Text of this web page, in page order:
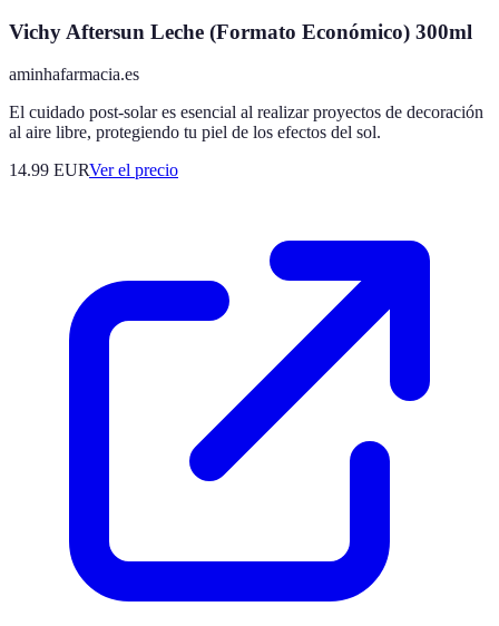
Vichy Aftersun Leche (Formato Económico) 300ml
aminhafarmacia.es
El cuidado post-solar es esencial al realizar proyectos de decoración
al aire libre, protegiendo tu piel de los efectos del sol.
14.99 EURVer el precio